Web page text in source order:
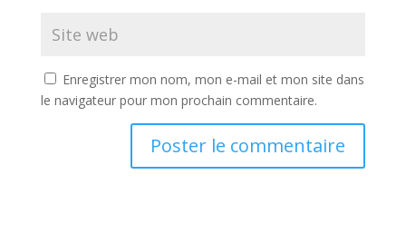
Enregistrer mon nom, mon e-mail et mon site dans
le navigateur pour mon prochain commentaire.